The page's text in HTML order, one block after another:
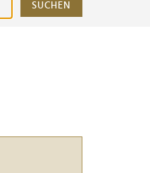
SUCHEN